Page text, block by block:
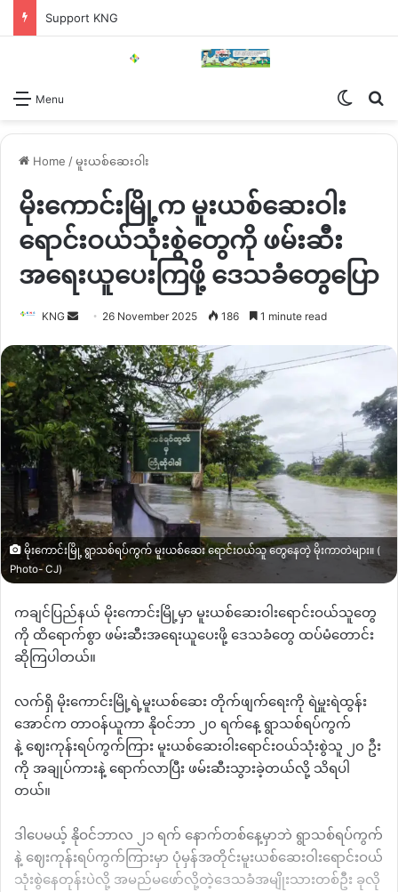
Support KNG
Menu
Home /မူးယစ်ဆေးဝါး
မိုးကောင်းမြို့က မူးယစ်ဆေးဝါး
ရောင်းဝယ်သုံးစွဲတွေကို ဖမ်းဆီး
အရေးယူပေးကြဖို့ ဒေသခံတွေပြော
KNG
Send
email
26 November 2025 186 1 minute read
မိုးကောင်းမြို့ ရွာသစ်ရပ်ကွက် မူးယစ်ဆေး ရောင်းဝယ်သူ တွေနေတဲ့ မိုးကာတဲများ။ (
Photo- CJ)
ကချင်ပြည်နယ် မိုးကောင်းမြို့မှာ မူးယစ်ဆေးဝါးရောင်းဝယ်သူတွေ
ကို ထိရောက်စွာ ဖမ်းဆီးအရေးယူပေးဖို့ ဒေသခံတွေ ထပ်မံတောင်း
ဆိုကြပါတယ်။
လက်ရှိ မိုးကောင်းမြို့ရဲ့မူးယစ်ဆေး တိုက်ဖျက်ရေးကို ရဲမှူးရဲထွန်း
အောင်က တာဝန်ယူကာ နိုဝင်ဘာ ၂၀ ရက်နေ့ ရွာသစ်ရပ်ကွက်
နဲ့ ဈေးကုန်းရပ်ကွက်ကြား မူးယစ်ဆေးဝါးရောင်းဝယ်သုံးစွဲသူ ၂၀ ဦး
ကို အချုပ်ကားနဲ့ ရောက်လာပြီး ဖမ်းဆီးသွားခဲ့တယ်လို့ သိရပါ
တယ်။
ဒါပေမယ့် နိုဝင်ဘာလ ၂၁ ရက် နောက်တစ်နေ့မှာဘဲ ရွာသစ်ရပ်ကွက်
နဲ့ ဈေးကုန်းရပ်ကွက်ကြားမှာ ပုံမှန်အတိုင်းမူးယစ်ဆေးဝါးရောင်းဝယ်
သုံးစွဲနေတုန်းပဲလို့ အမည်မဖော်လို့တဲ့ဒေသခံအမျိုးသားတစ်ဦး ခုလို